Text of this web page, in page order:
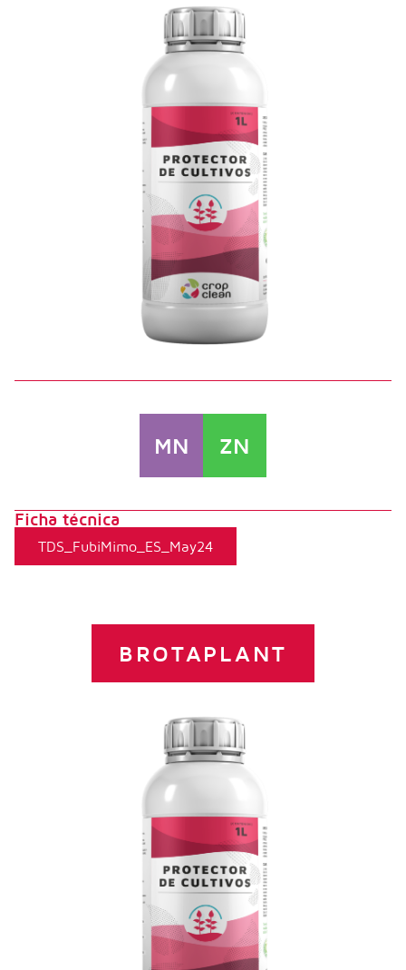
MN ZN
Ficha técnica
TDS_FubiMimo_ES_May24
BROTAPLANT